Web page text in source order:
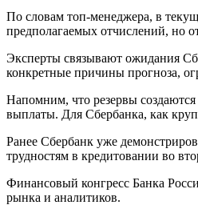
По словам топ-менеджера, в
предполагаемых отчислений, но
Эксперты связывают ожидания
конкретные причины прогноза,
Напомним, что резервы
выплаты. Для Сбербанка, как
Ранее Сбербанк уже
трудностям в кредитовании во
Финансовый конгресс Банка
рынка и аналитиков.